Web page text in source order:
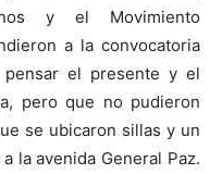
y el Movimiento
a la convocatoria
el presente y el
pero que no pudieron
se ubicaron sillas y un
la avenida General Paz.